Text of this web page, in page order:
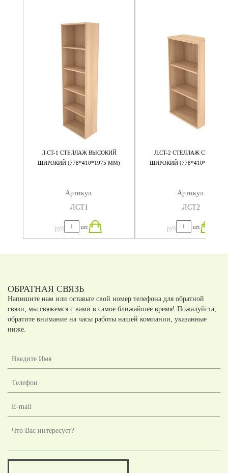
Л.СT-1 СТЕЛЛАЖ ВЫСОКИЙ
ШИРОКИЙ (778*410*1975 ММ)
Артикул:
ЛСT1
руб шт.
Л.СT-2 СТЕЛЛАЖ СРЕДНИЙ
ШИРОКИЙ (778*410*1200
Артикул:
ЛСT2
руб шт.
ОБРАТНАЯ СВЯЗЬ
Напишите нам или оставьте свой номер телефона для обратной
связи, мы свяжемся с вами в самое ближайшее время! Пожалуйста,
обратите внимание на часы работы нашей компании, указанные
ниже.